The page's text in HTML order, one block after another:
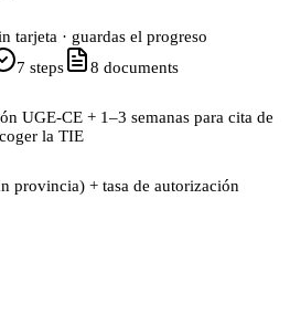
tarjeta · guardas el progreso
7 steps 8 documents
UGE‑CE + 1–3 semanas para cita de
la TIE
provincia) + tasa de autorización